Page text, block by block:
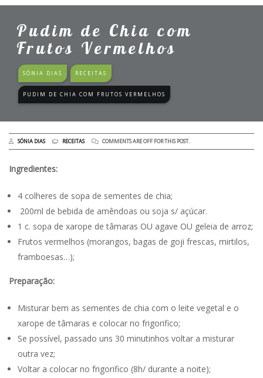
Pudim de Chia com
Frutos Vermelhos
SÓNIA DIAS RECEITAS
PUDIM DE CHIA COM FRUTOS VERMELHOS
SÓNIA DIAS RECEITAS COMMENTS ARE OFF FOR THIS POST.
Ingredientes:
4 colheres de sopa de sementes de chia;
200ml de bebida de amêndoas ou soja s/ açúcar.
1 c. sopa de xarope de tâmaras OU agave OU geleia de arroz;
Frutos vermelhos (morangos, bagas de goji frescas, mirtilos,
framboesas…);
Preparação:
Misturar bem as sementes de chia com o leite vegetal e o
xarope de tâmaras e colocar no frigorifico;
Se possível, passado uns 30 minutinhos voltar a misturar
outra vez;
Voltar a colocar no frigorifico (8h/ durante a noite);